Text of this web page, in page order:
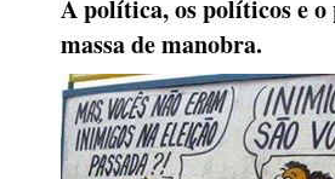
A política, os políticos e o
massa de manobra.